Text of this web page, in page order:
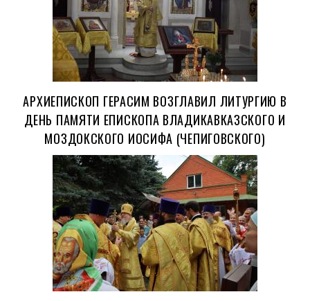
АРХИЕПИСКОП ГЕРАСИМ ВОЗГЛАВИЛ ЛИТУРГИЮ В
ДЕНЬ ПАМЯТИ ЕПИСКОПА ВЛАДИКАВКАЗСКОГО И
МОЗДОКСКОГО ИОСИФА (ЧЕПИГОВСКОГО)